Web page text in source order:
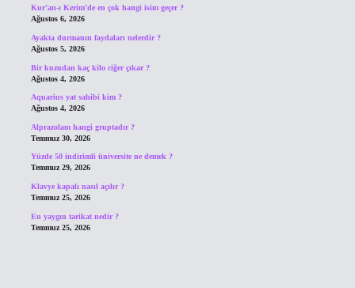
Kur’an-ı Kerim’de en çok hangi isim geçer ?
Ağustos 6, 2026
Ayakta durmanın faydaları nelerdir ?
Ağustos 5, 2026
Bir kuzudan kaç kilo ciğer çıkar ?
Ağustos 4, 2026
Aquarius yat sahibi kim ?
Ağustos 4, 2026
Alprazolam hangi gruptadır ?
Temmuz 30, 2026
Yüzde 50 indirimli üniversite ne demek ?
Temmuz 29, 2026
Klavye kapalı nasıl açılır ?
Temmuz 25, 2026
En yaygın tarikat nedir ?
Temmuz 25, 2026